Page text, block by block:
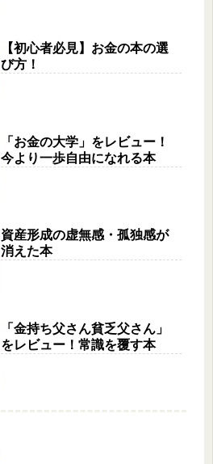
【初心者必見】お金の本の選
び方！
「お金の大学」をレビュー！
今より一歩自由になれる本
資産形成の虚無感・孤独感が
消えた本
「金持ち父さん貧乏父さん」
をレビュー！常識を覆す本